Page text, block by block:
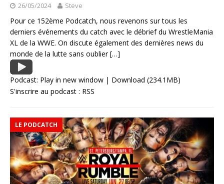
26/05/2024 Steve
Pour ce 152ème Podcatch, nous revenons sur tous les
derniers événements du catch avec le débrief du WrestleMania
XL de la WWE. On discute également des dernières news du
monde de la lutte sans oublier[…]
Podcast: Play in new window | Download (234.1MB)
S'inscrire au podcast : RSS
LE PODCATCH